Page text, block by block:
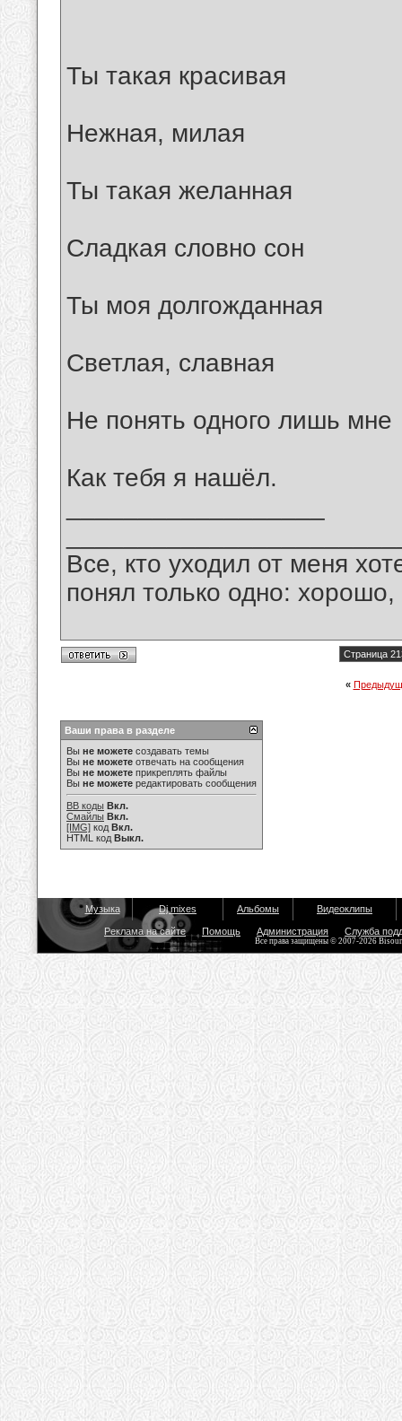
Ты такая красивая
Нежная, милая
Ты такая желанная
Сладкая словно сон
Ты моя долгожданная
Светлая, славная
Не понять одного лишь мне
Как тебя я нашёл.
Все, кто уходил от меня
понял только одно:
Страница
«
Ваши права в разделе
Вы не можете создавать темы
Вы не можете отвечать на сообщения
Вы не можете прикреплять файлы
Вы не можете редактировать сообщения
BB коды Вкл.
Смайлы Вкл.
[IMG] код Вкл.
HTML код Выкл.
Музыка Dj mixes Альбомы Видеоклипы
Реклама на сайте Помощь Администрация Служба
Все права защищены © 2007-2026